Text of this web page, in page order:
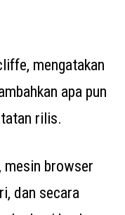
mengatakan
apa pun
rilis.
mesin browser
dan secara